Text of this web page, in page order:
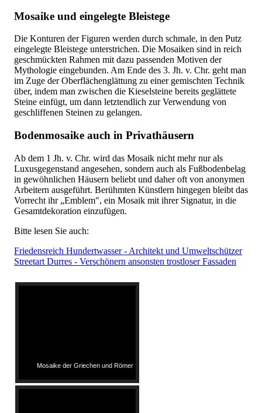
Mosaike und eingelegte Bleistege
Die Konturen der Figuren werden durch schmale, in den Putz
eingelegte Bleistege unterstrichen. Die Mosaiken sind in reich
geschmückten Rahmen mit dazu passenden Motiven der
Mythologie eingebunden. Am Ende des 3. Jh. v. Chr. geht man
im Zuge der Oberflächenglättung zu einer gemischten Technik
über, indem man zwischen die Kieselsteine bereits geglättete
Steine einfügt, um dann letztendlich zur Verwendung von
geschliffenen Steinen zu gelangen.
Bodenmosaike auch in Privathäusern
Ab dem 1 Jh. v. Chr. wird das Mosaik nicht mehr nur als
Luxusgegenstand angesehen, sondern auch als Fußbodenbelag
in gewöhnlichen Häusern beliebt und daher oft von anonymen
Arbeitern ausgeführt. Berühmten Künstlern hingegen bleibt das
Vorrecht ihr „Emblem", ein Mosaik mit ihrer Signatur, in die
Gesamtdekoration einzufügen.
Bitte lesen Sie auch:
Friedensreich Hundertwasser - Architekt und Umweltschützer
Streetart Durres - Verschönern ansonsten trostloser Fassaden
Mosaike der Griechen und Römer